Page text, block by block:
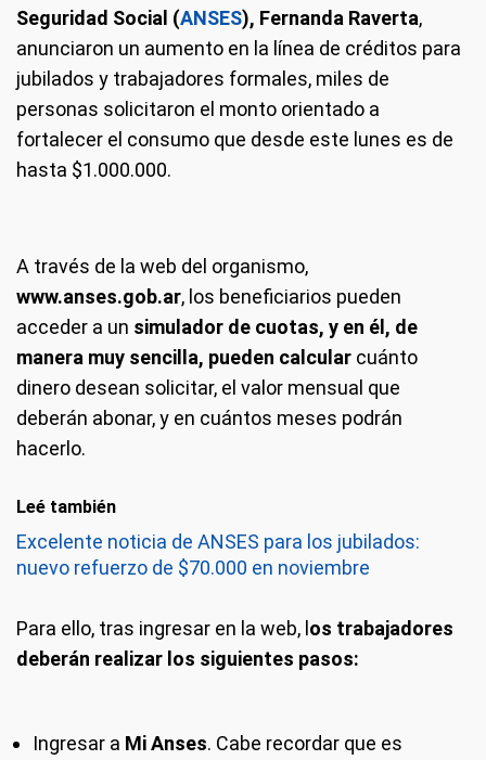
Seguridad Social (ANSES), Fernanda Raverta,
anunciaron un aumento en la línea de créditos para
jubilados y trabajadores formales, miles de
personas solicitaron el monto orientado a
fortalecer el consumo que desde este lunes es de
hasta $1.000.000.
A través de la web del organismo,
www.anses.gob.ar, los beneficiarios pueden
acceder a un simulador de cuotas, y en él, de
manera muy sencilla, pueden calcular cuánto
dinero desean solicitar, el valor mensual que
deberán abonar, y en cuántos meses podrán
hacerlo.
Leé también
Excelente noticia de ANSES para los jubilados:
nuevo refuerzo de $70.000 en noviembre
Para ello, tras ingresar en la web, l os trabajadores
deberán realizar los siguientes pasos:
Ingresar a Mi Anses. Cabe recordar que es